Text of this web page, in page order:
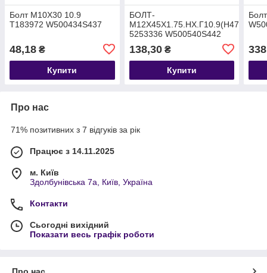
Болт M10X30 10.9
T183972 W500434S437
48,18 ₴
Купити
БОЛТ-
M12X45X1.75.НХ.Г10.9(H476
5253336 W500540S442
138,30₴
Купити
Про нас
71% позитивних з 7 відгуків за рік
Працює з 14.11.2025
м. Київ
Здолбунівська 7а, Київ, Україна
Контакти
Сьогодні вихідний
Показати весь графік роботи